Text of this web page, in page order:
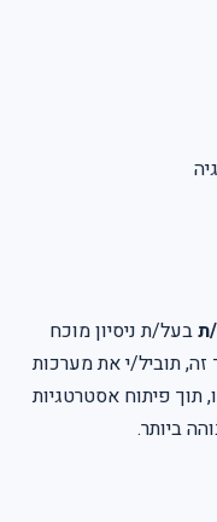
תבעל/ת ניסיון מוכח
זה, תוביל/י את מערכות
תוך פיתוח אסטרטגיות